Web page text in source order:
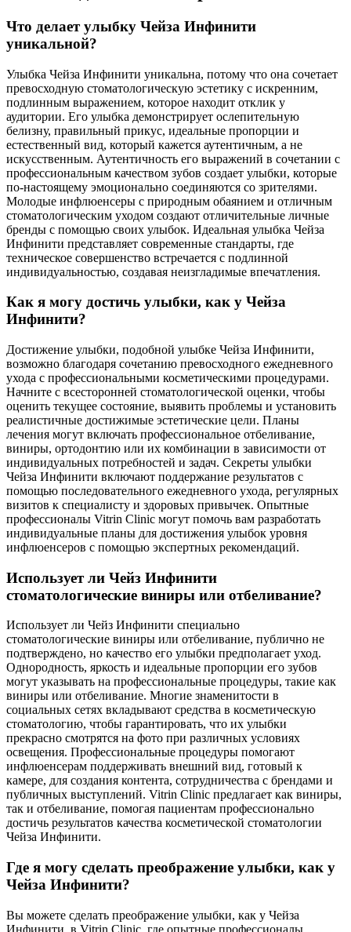
Что делает улыбку Чейза Инфинити
уникальной?
Улыбка Чейза Инфинити уникальна, потому что она сочетает
превосходную стоматологическую эстетику с искренним,
подлинным выражением, которое находит отклик у
аудитории. Его улыбка демонстрирует ослепительную
белизну, правильный прикус, идеальные пропорции и
естественный вид, который кажется аутентичным, а не
искусственным. Аутентичность его выражений в сочетании с
профессиональным качеством зубов создает улыбки, которые
по-настоящему эмоционально соединяются со зрителями.
Молодые инфлюенсеры с природным обаянием и отличным
стоматологическим уходом создают отличительные личные
бренды с помощью своих улыбок. Идеальная улыбка Чейза
Инфинити представляет современные стандарты, где
техническое совершенство встречается с подлинной
индивидуальностью, создавая неизгладимые впечатления.
Как я могу достичь улыбки, как у Чейза
Инфинити?
Достижение улыбки, подобной улыбке Чейза Инфинити,
возможно благодаря сочетанию превосходного ежедневного
ухода с профессиональными косметическими процедурами.
Начните с всесторонней стоматологической оценки, чтобы
оценить текущее состояние, выявить проблемы и установить
реалистичные достижимые эстетические цели. Планы
лечения могут включать профессиональное отбеливание,
виниры, ортодонтию или их комбинации в зависимости от
индивидуальных потребностей и задач. Секреты улыбки
Чейза Инфинити включают поддержание результатов с
помощью последовательного ежедневного ухода, регулярных
визитов к специалисту и здоровых привычек. Опытные
профессионалы Vitrin Clinic могут помочь вам разработать
индивидуальные планы для достижения улыбок уровня
инфлюенсеров с помощью экспертных рекомендаций.
Использует ли Чейз Инфинити
стоматологические виниры или отбеливание?
Использует ли Чейз Инфинити специально
стоматологические виниры или отбеливание, публично не
подтверждено, но качество его улыбки предполагает уход.
Однородность, яркость и идеальные пропорции его зубов
могут указывать на профессиональные процедуры, такие как
виниры или отбеливание. Многие знаменитости в
социальных сетях вкладывают средства в косметическую
стоматологию, чтобы гарантировать, что их улыбки
прекрасно смотрятся на фото при различных условиях
освещения. Профессиональные процедуры помогают
инфлюенсерам поддерживать внешний вид, готовый к
камере, для создания контента, сотрудничества с брендами и
публичных выступлений. Vitrin Clinic предлагает как виниры,
так и отбеливание, помогая пациентам профессионально
достичь результатов качества косметической стоматологии
Чейза Инфинити.
Где я могу сделать преображение улыбки, как у
Чейза Инфинити?
Вы можете сделать преображение улыбки, как у Чейза
Инфинити, в Vitrin Clinic, где опытные профессионалы